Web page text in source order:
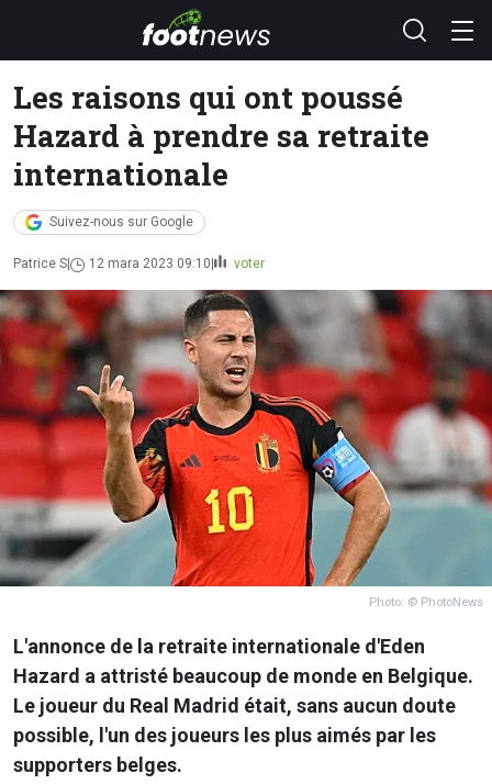
Les raisons qui ont poussé
Hazard à prendre sa retraite
internationale
Suivez-nous sur Google
Patrice S 12 mara 2023 09:10 voter
Photo: © PhotoNews
L'annonce de la retraite internationale d'Eden
Hazard a attristé beaucoup de monde en Belgique.
Le joueur du Real Madrid était, sans aucun doute
possible, l'un des joueurs les plus aimés par les
supporters belges.